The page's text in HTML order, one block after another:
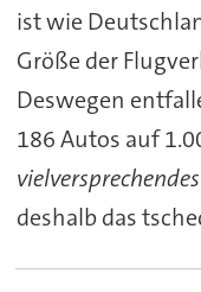
ist wie
Größe der
Deswegen
186 Autos auf
deshalb das